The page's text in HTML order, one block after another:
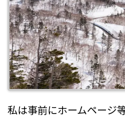
私は事前にホームページ